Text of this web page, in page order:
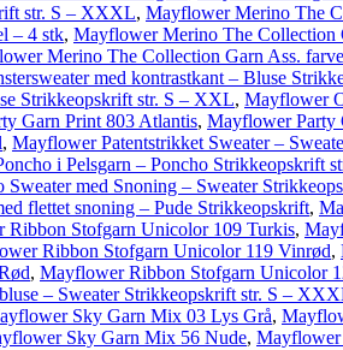
str. S – XXXL, Mayflower Merino The
– 4 stk, Mayflower Merino The Collection
Merino The Collection Garn Ass.
med kontrastkant – Bluse
Strikkeopskrift str. S – XXL, Mayflower
Garn Print 803 Atlantis, Mayflower Party
, Mayflower Patentstrikket Sweater –
i Pelsgarn – Poncho Strikkeopskrift
med Snoning – Sweater
flettet snoning – Pude Strikkeopskrift,
Ribbon Stofgarn Unicolor 109 Turkis,
Ribbon Stofgarn Unicolor 119 Vinrød,
, Mayflower Ribbon Stofgarn Unicolor
– Sweater Strikkeopskrift str. S –
Sky Garn Mix 03 Lys Grå,
Sky Garn Mix 56 Nude, Mayflower